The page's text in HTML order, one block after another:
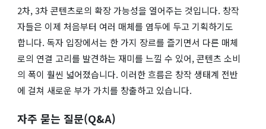
2차, 3차 콘텐츠로의 확장 가능성을 열어주는 것입니다. 창작
자들은 이제 처음부터 여러 매체를 염두에 두고 기획하기도
합니다. 독자 입장에서는 한 가지 장르를 즐기면서 다른 매체
로의 연결 고리를 발견하는 재미를 느낄 수 있어, 콘텐츠 소비
의 폭이 훨씬 넓어졌습니다. 이러한 흐름은 창작 생태계 전반
에 걸쳐 새로운 부가 가치를 창출하고 있습니다.
자주 묻는 질문(Q&A)